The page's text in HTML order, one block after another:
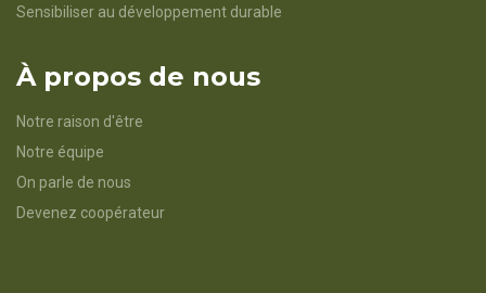
Sensibiliser au développement durable
À propos de nous
Notre raison d'être
Notre équipe
On parle de nous
Devenez coopérateur